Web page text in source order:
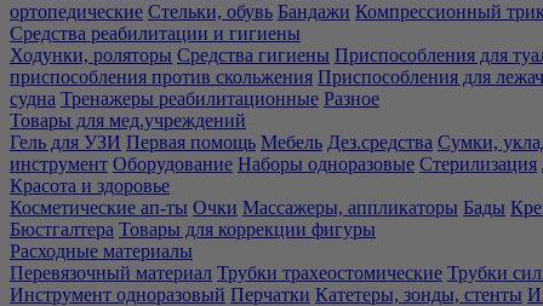
ортопедические Стельки, обувь Бандажи Компрессионный
Средства реабилитации и гигиены
Ходунки, роляторы Средства гигиены Приспособления для
приспособления против скольжения Приспособления для
судна Тренажеры реабилитационные Разное
Товары для мед.учреждений
Гель для УЗИ Первая помощь Мебель Дез.средства Сумки,
инструмент Оборудование Наборы одноразовые Стерилизация
Красота и здоровье
Косметические ап-ты Очки Массажеры, аппликаторы Бады
Бюстгалтера Товары для коррекции фигуры
Расходные материалы
Перевязочный материал Трубки трахеостомические Трубки
Инструмент одноразовый Перчатки Катетеры, зонды, стенты